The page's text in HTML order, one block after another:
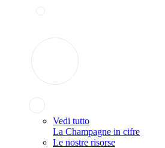
Vedi tutto
La Champagne in cifre
Le nostre risorse